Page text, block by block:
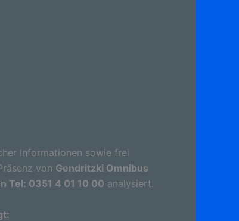
Informationen sowie frei
von Gendritzki Omnibus
Tel: 0351 4 01 10 00 analysiert.